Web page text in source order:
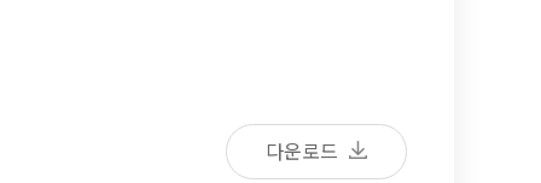
다운로드